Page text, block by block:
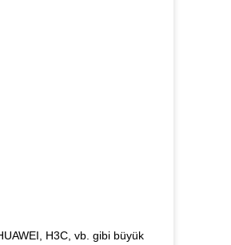
H3C, vb. gibi büyük